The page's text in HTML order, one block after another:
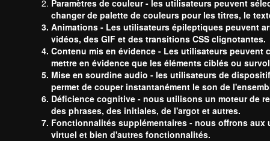
Paramètres de couleur - les utilisateurs peuvent
changer de palette de couleurs pour les titres, le
Animations - Les utilisateurs épileptiques peuvent
vidéos, des GIF et des transitions CSS clignotantes.
Contenu mis en évidence - Les utilisateurs peuvent
mettre en évidence que les éléments ciblés ou
Mise en sourdine audio - les utilisateurs de
permet de couper instantanément le son de
Déficience cognitive - nous utilisons un moteur de
des phrases, des initiales, de l'argot et autres.
Fonctionnalités supplémentaires - nous offrons
virtuel et bien d'autres fonctionnalités.